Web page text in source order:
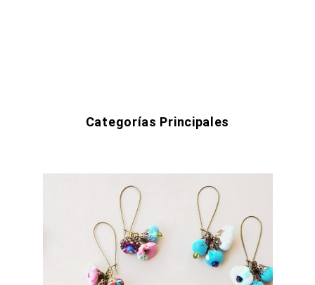
Categorías Principales
Inicio